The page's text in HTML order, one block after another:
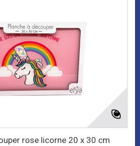
rose licorne 20 x 30 cm